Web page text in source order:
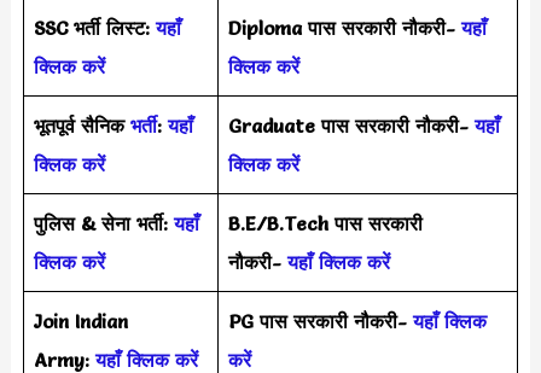
SSC भर्ती लिस्ट: यहाँ
क्लिक करें
Diploma पास सरकारी नौकरी- यहाँ
क्लिक करें
भूतपूर्व सैनिक भर्ती: यहाँ
क्लिक करें
Graduate पास सरकारी नौकरी- यहाँ
क्लिक करें
पुलिस & सेना भर्ती: यहाँ
क्लिक करें
B.E/B.Tech पास सरकारी
नौकरी- यहाँ क्लिक करें
Join Indian
Army:यहाँ क्लिक करें
PG पास सरकारी नौकरी- यहाँ क्लिक
करें